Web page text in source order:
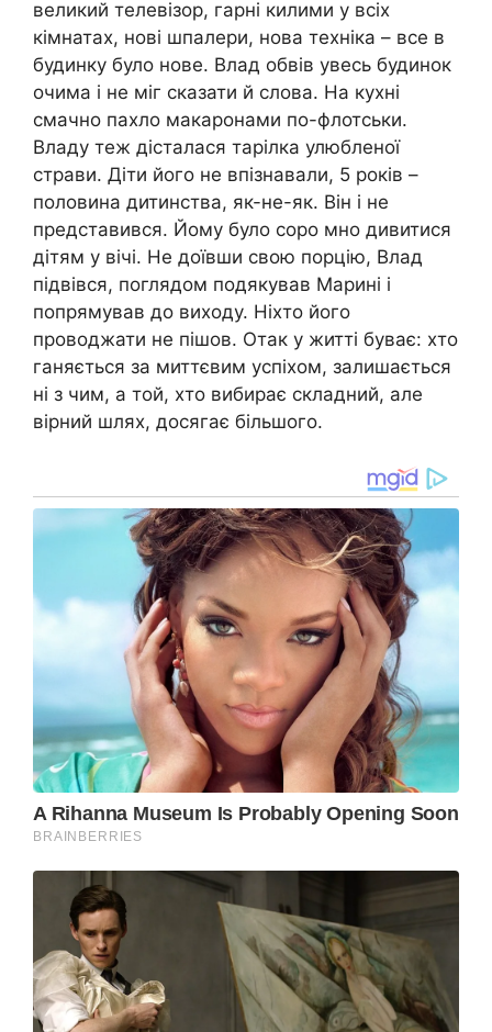
великий телевізор, гарні килими у всіх
кімнатах, нові шпалери, нова техніка – все в
будинку було нове. Влад обвів увесь будинок
очима і не міг сказати й слова. На кухні
смачно пахло макаронами по-флотськи.
Владу теж дісталася тарілка улюбленої
страви. Діти його не впізнавали, 5 років –
половина дитинства, як-не-як. Він і не
представився. Йому було соро мно дивитися
дітям у вічі. Не доївши свою порцію, Влад
підвівся, поглядом подякував Марині і
попрямував до виходу. Ніхто його
проводжати не пішов. Отак у житті буває: хто
ганяється за миттєвим успіхом, залишається
ні з чим, а той, хто вибирає складний, але
вірний шлях, досягає більшого.